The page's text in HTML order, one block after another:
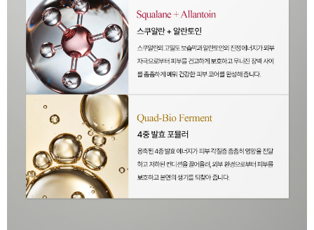
이코 라이프 하